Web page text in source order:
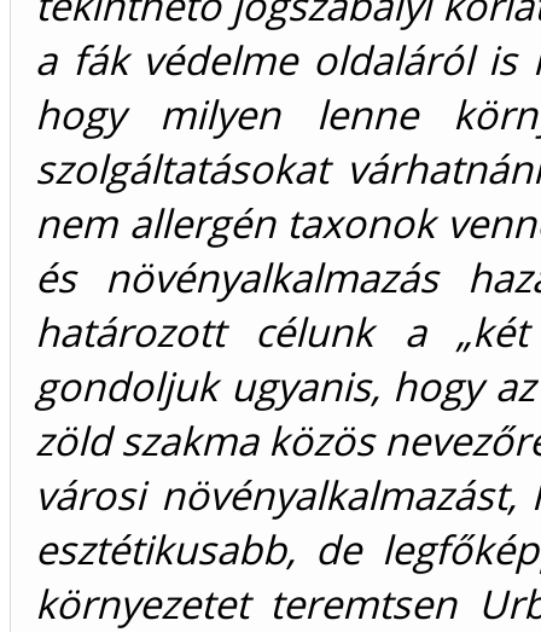
a fák védelme oldaláról is
hogy milyen lenne
szolgáltatásokat
nem allergén taxonok
és növényalkalmazás
határozott célunk a
gondoljuk ugyanis, hogy
zöld szakma közös
városi
esztétikusabb, de
környezetet teremtsen